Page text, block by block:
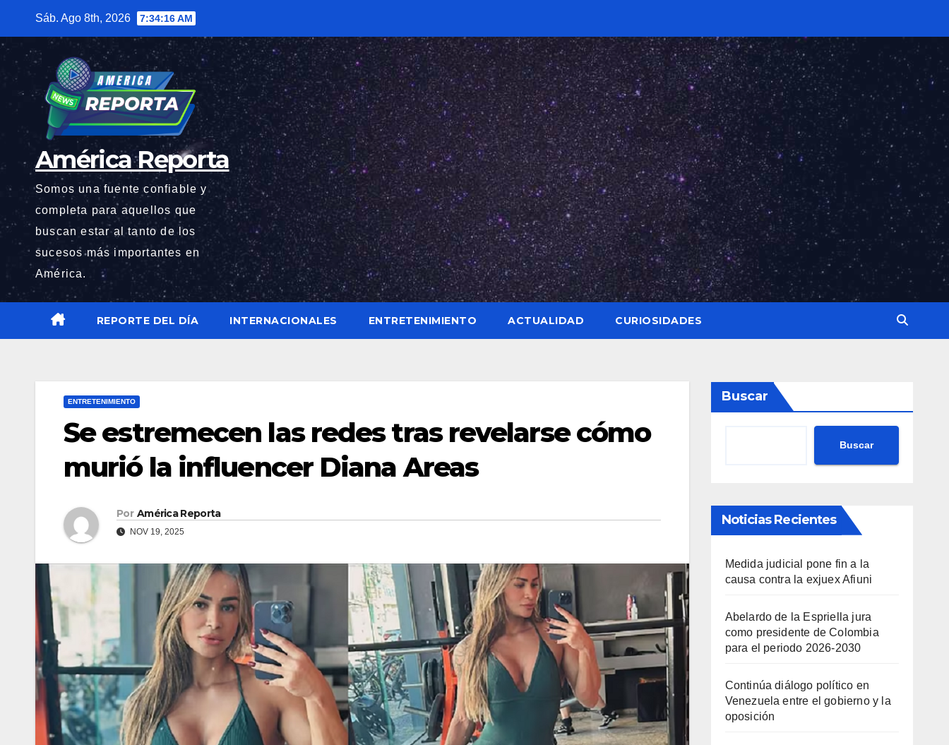
contenido
Sáb. Ago 8th, 2026 7:34:18 AM
América Reporta
Somos una fuente confiable y
completa para aquellos que
buscan estar al tanto de los
sucesos más importantes en
América.
REPORTE DEL DÍA INTERNACIONALES ENTRETENIMIENTO ACTUALIDAD CURIOSIDADES
ENTRETENIMIENTO
Se estremecen las redes tras revelarse cómo
murió la influencer Diana Areas
Por América Reporta
NOV 19, 2025
Buscar
Buscar
Noticias Recientes
Medida judicial pone fin a la
causa contra la exjuex Afiuni
Abelardo de la Espriella jura
como presidente de Colombia
para el periodo 2026-2030
Continúa diálogo político en
Venezuela entre el gobierno y la
oposición